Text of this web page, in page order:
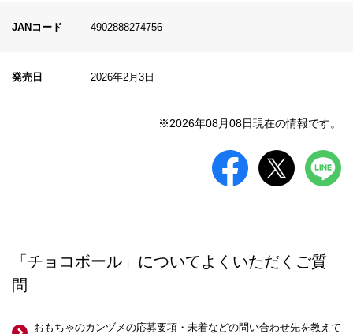
JANコード 4902888274756
発売日 2026年2月3日
※2026年08月08日現在の情報です。
「チョコボール」についてよくいただくご質
問
おもちゃのカンヅメの応募要項・未着などの問い合わせ先を教えて